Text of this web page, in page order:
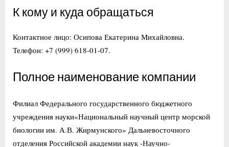
К кому и куда обращаться
Контактное лицо: Осипова Екатерина Михайловна.
Телефон: +7 (999) 618-01-07.
Полное наименование компании
Филиал Федерального государственного бюджетного
учреждения науки«Национальный научный центр морской
биологии им. А.В. Жирмунского» Дальневосточного
отделения Российской академии наук -Научно-